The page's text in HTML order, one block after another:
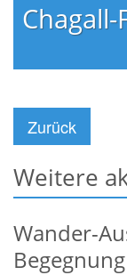
Fenster
Zurück
Weitere
Wander-